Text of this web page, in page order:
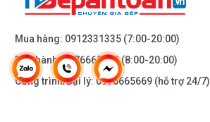
Mua hàng: 0912331335 (7:00-20:00)
Bảo hành:0976665669(8:00-20:00)
Công trình/Đại lý:0976665669 (hỗ trợ 24/7)